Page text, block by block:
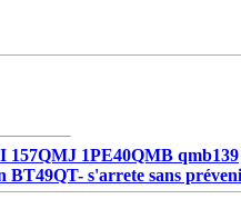
157QMJ 1PE40QMB qmb139
BT49QT- s'arrete sans